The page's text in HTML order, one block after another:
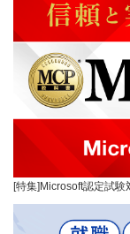
[特集]Microsoft認定試験